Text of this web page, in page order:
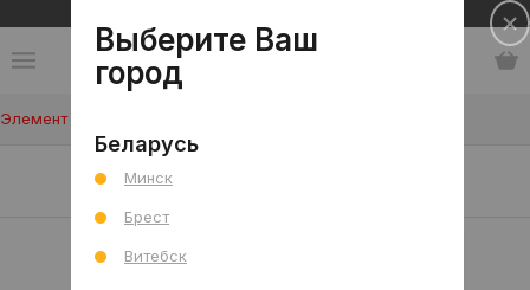
Элемент не найден!
Наши клиенты/проекты
Выберите Ваш
город
Беларусь
Минск
Брест
Витебск